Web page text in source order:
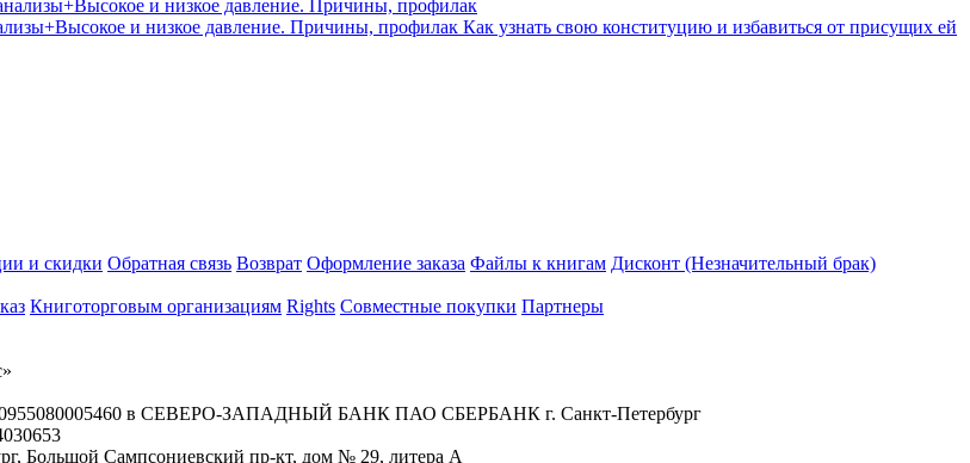
и низкое давление. Причины, профилак Как узнать свою конституцию и избавиться от присущих ей
и скидки Обратная связь Возврат Оформление заказа Файлы к книгам Дисконт (Незначительный брак)
Книготорговым организациям Rights Совместные покупки Партнеры
в СЕВЕРО-ЗАПАДНЫЙ БАНК ПАО СБЕРБАНК г. Санкт-Петербург
Большой Сампсониевский пр-кт, дом № 29, литера А